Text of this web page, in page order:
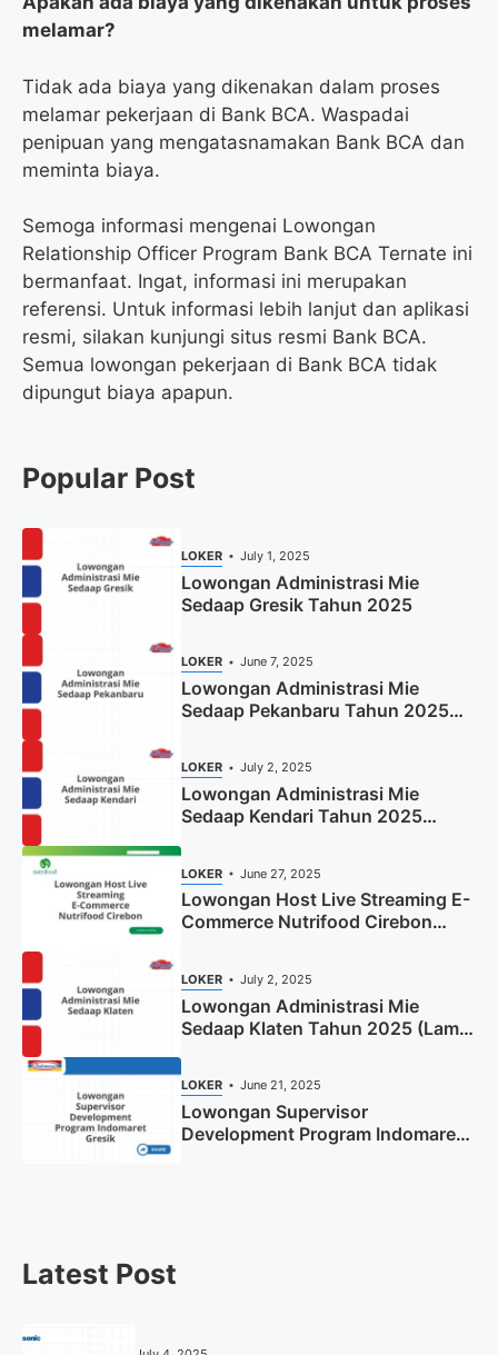
melamar?
Tidak ada biaya yang dikenakan dalam proses
melamar pekerjaan di Bank BCA. Waspadai
penipuan yang mengatasnamakan Bank BCA dan
meminta biaya.
Semoga informasi mengenai Lowongan
Relationship Officer Program Bank BCA Ternate ini
bermanfaat. Ingat, informasi ini merupakan
referensi. Untuk informasi lebih lanjut dan aplikasi
resmi, silakan kunjungi situs resmi Bank BCA.
Semua lowongan pekerjaan di Bank BCA tidak
dipungut biaya apapun.
Popular Post
LOKER July 1, 2025
Lowongan Administrasi Mie
Sedaap Gresik Tahun 2025
LOKER June 7, 2025
Lowongan Administrasi Mie
Sedaap Pekanbaru Tahun 2025
LOKER July 2, 2025
Lowongan Administrasi Mie
Sedaap Kendari Tahun 2025
LOKER June 27, 2025
Lowongan Host Live Streaming E-
Commerce Nutrifood Cirebon
LOKER July 2, 2025
Lowongan Administrasi Mie
Sedaap Klaten Tahun 2025 (Lamar
LOKER June 21, 2025
Lowongan Supervisor
Development Program Indomaret
Latest Post